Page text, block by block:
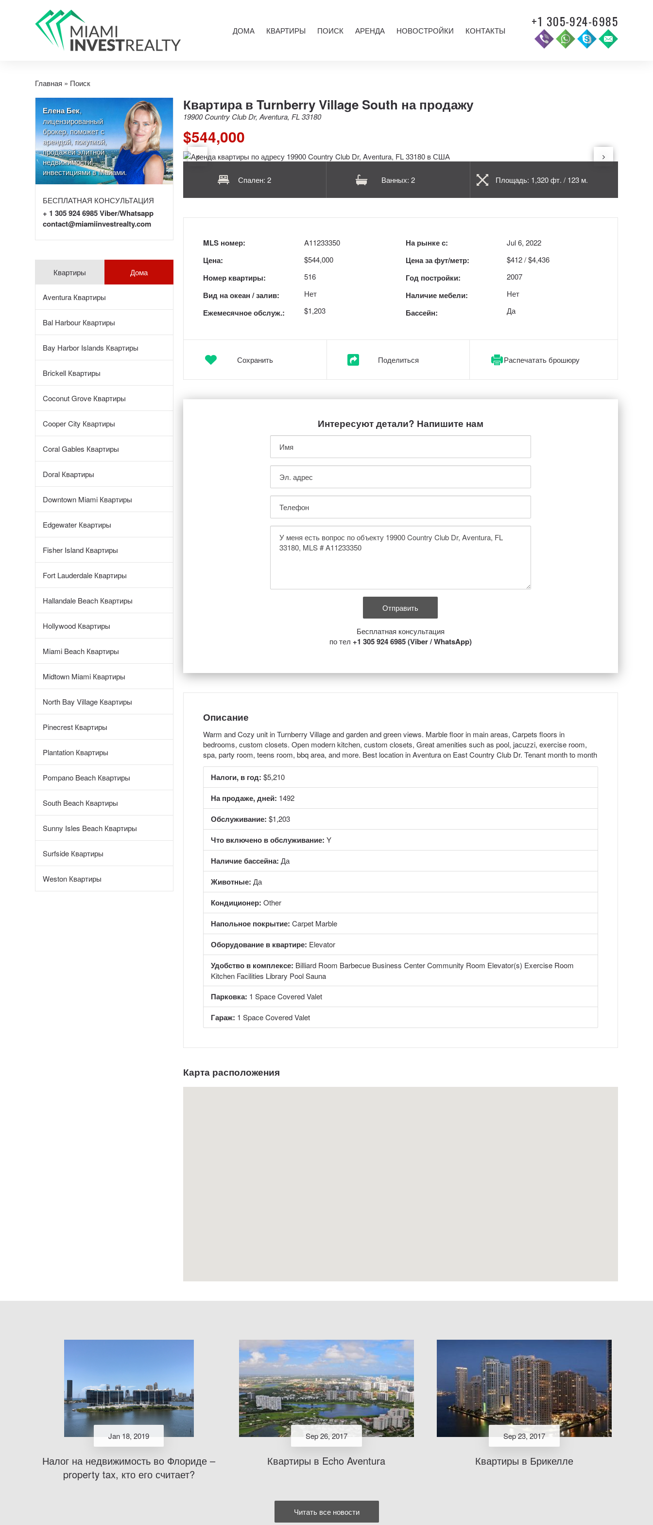
ДОМА КВАРТИРЫ ПОИСК АРЕНДА НОВОСТРОЙКИ КОНТАКТЫ
+1 305-924-6985
Главная » Поиск
Елена Бек,
лицензированный
брокер, поможет с
арендой, покупкой,
продажей элитной
недвижимости,
инвестициями в Майами.
БЕСПЛАТНАЯ КОНСУЛЬТАЦИЯ
+ 1 305 924 6985 Viber/Whatsapp
contact@miamiinvestrealty.com
Квартиры
Aventura Квартиры
Bal Harbour Квартиры
Bay Harbor Islands Квартиры
Brickell Квартиры
Coconut Grove Квартиры
Cooper City Квартиры
Coral Gables Квартиры
Doral Квартиры
Downtown Miami Квартиры
Edgewater Квартиры
Fisher Island Квартиры
Fort Lauderdale Квартиры
Hallandale Beach Квартиры
Hollywood Квартиры
Miami Beach Квартиры
Midtown Miami Квартиры
North Bay Village Квартиры
Pinecrest Квартиры
Plantation Квартиры
Pompano Beach Квартиры
South Beach Квартиры
Sunny Isles Beach Квартиры
Surfside Квартиры
Weston Квартиры
Дома
Квартира в Turnberry Village South на продажу
19900 Country Club Dr, Aventura, FL 33180
$544,000
Спален: 2 Ванных: 2 Площадь: 1,320 фт. / 123 м.
MLS номер:
Цена:
Номер квартиры:
Вид на океан / залив:
Ежемесячное обслуж.:
A11233350
$544,000
516
Нет
$1,203
На рынке с:
Цена за фут/метр:
Год постройки:
Наличие мебели:
Бассейн:
Jul 6, 2022
$412 / $4,436
2007
Нет
Да
Сохранить Поделиться Распечатать брошюру
Интересуют детали? Напишите нам
Бесплатная консультация
по тел +1 305 924 6985 (Viber / WhatsApp)
Описание
Warm and Cozy unit in Turnberry Village and garden and green views. Marble floor in main areas, Carpets floors in
bedrooms, custom closets. Open modern kitchen, custom closets, Great amenities such as pool, jacuzzi, exercise room,
spa, party room, teens room, bbq area, and more. Best location in Aventura on East Country Club Dr. Tenant month to month
Налоги, в год: $5,210
На продаже, дней: 1492
Обслуживание: $1,203
Что включено в обслуживание: Y
Наличие бассейна: Да
Животные: Да
Кондиционер: Other
Напольное покрытие: Carpet Marble
Оборудование в квартире: Elevator
Удобство в комплексе: Billiard Room Barbecue Business Center Community Room Elevator(s) Exercise Room
Kitchen Facilities Library Pool Sauna
Парковка: 1 Space Covered Valet
Гараж: 1 Space Covered Valet
Карта расположения
Jan 18, 2019
Налог на недвижимость во Флориде –
property tax, кто его считает?
Sep 26, 2017
Квартиры в Echo Aventura
Sep 23, 2017
Квартиры в Брикелле
Читать все новости